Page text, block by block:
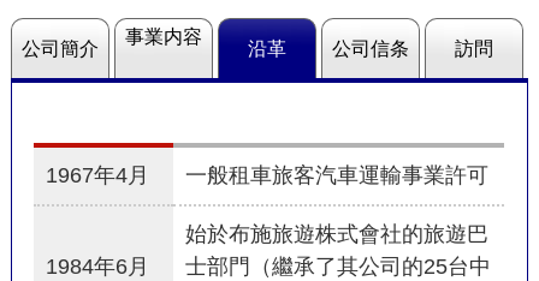
公司簡介
事業内容
沿革 公司信条 訪問
1967年4月 一般租車旅客汽車運輸事業許可
1984年6月
始於布施旅遊株式會社的旅遊巴
士部門（繼承了其公司的25台中